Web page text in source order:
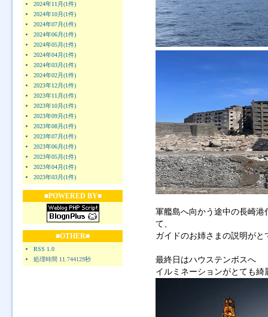
2024年11月(1件)
2024年10月(1件)
2024年07月(1件)
2024年06月(1件)
2024年05月(1件)
2024年04月(1件)
2024年03月(1件)
2024年02月(1件)
2023年12月(1件)
2023年11月(1件)
2023年10月(1件)
2023年09月(1件)
2023年08月(1件)
2023年07月(1件)
2023年06月(1件)
2023年05月(1件)
2023年04月(1件)
2023年03月(1件)
■POWERED BY■
■OTHER■
RSS 1.0
処理時間 11.744129秒
軍艦島へ向かう途中の長崎
て、
ガイドのお姉さまの説明が
最終日はハウステンボスへ
イルミネーションがとても綺